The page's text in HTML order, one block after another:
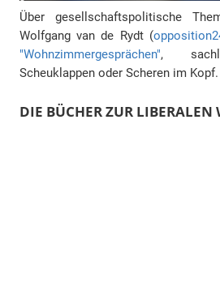
Über gesellschaftspolitische
Wolfgang van de Rydt (
"Wohnzimmergesprächen",
Scheuklappen oder Scheren im Kopf.
DIE BÜCHER ZUR LIBERALEN